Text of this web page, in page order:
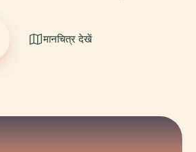
मानचित्र देखें